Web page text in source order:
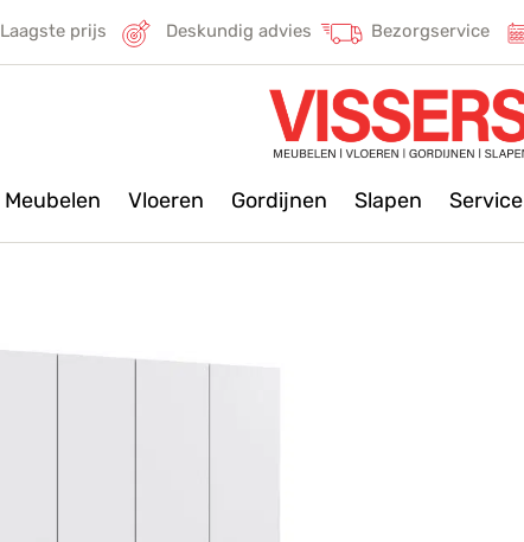
Laagste prijs Deskundig advies Bezorgservice
Meubelen Vloeren Gordijnen Slapen Service